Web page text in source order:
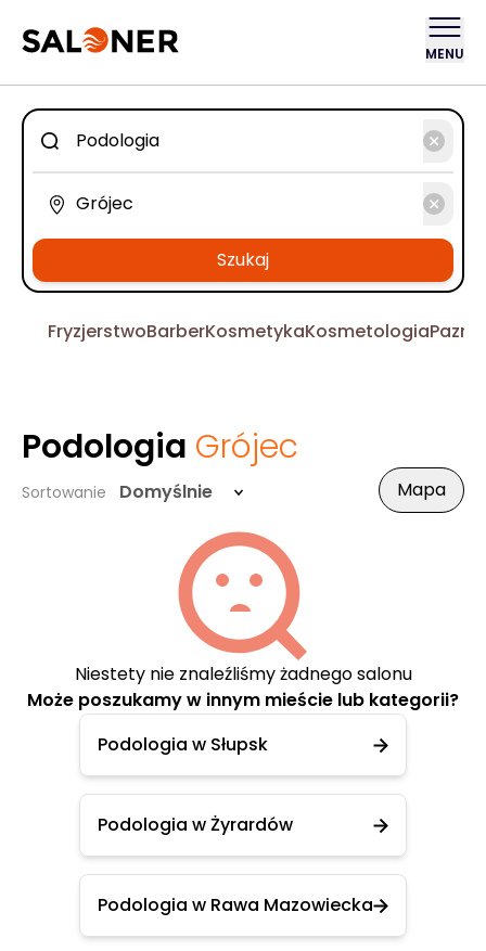
MENU
Szukaj
FryzjerstwoBarberKosmetykaKosmetologia
Podologia Grójec
Sortowanie Domyślnie Mapa
Niestety nie znaleźliśmy żadnego salonu
Może poszukamy w innym mieście lub kategorii?
Podologia w Słupsk
Podologia w Żyrardów
Podologia w Rawa Mazowiecka